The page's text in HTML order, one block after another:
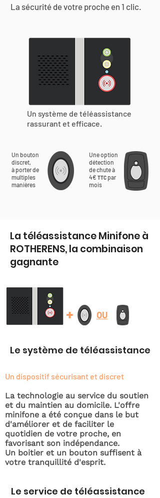
La sécurité de votre proche en 1 clic.
Un système de téléassistance
rassurant et efficace.
Un bouton
discret,
à porter de
multiples
manières
Une option
détection
de chute à
4€ TTC par
mois
La téléassistance Minifone à
ROTHERENS, la combinaison
gagnante
+ OU
Le système de téléassistance
Un dispositif sécurisant et discret
La technologie au service du soutien
et du maintien au domicile. L'offre
minifone a été conçue dans le but
d'améliorer et de faciliter le
quotidien de votre proche, en
favorisant son indépendance.
Un boitier et un bouton suffisent à
votre tranquillité d'esprit.
Le service de téléassistance